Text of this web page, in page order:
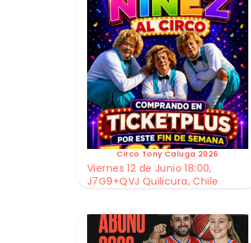
Circo Tony Caluga 2026
Viernes 12 de Junio 18:00,
J7G9+QVJ Quilicura, Chile